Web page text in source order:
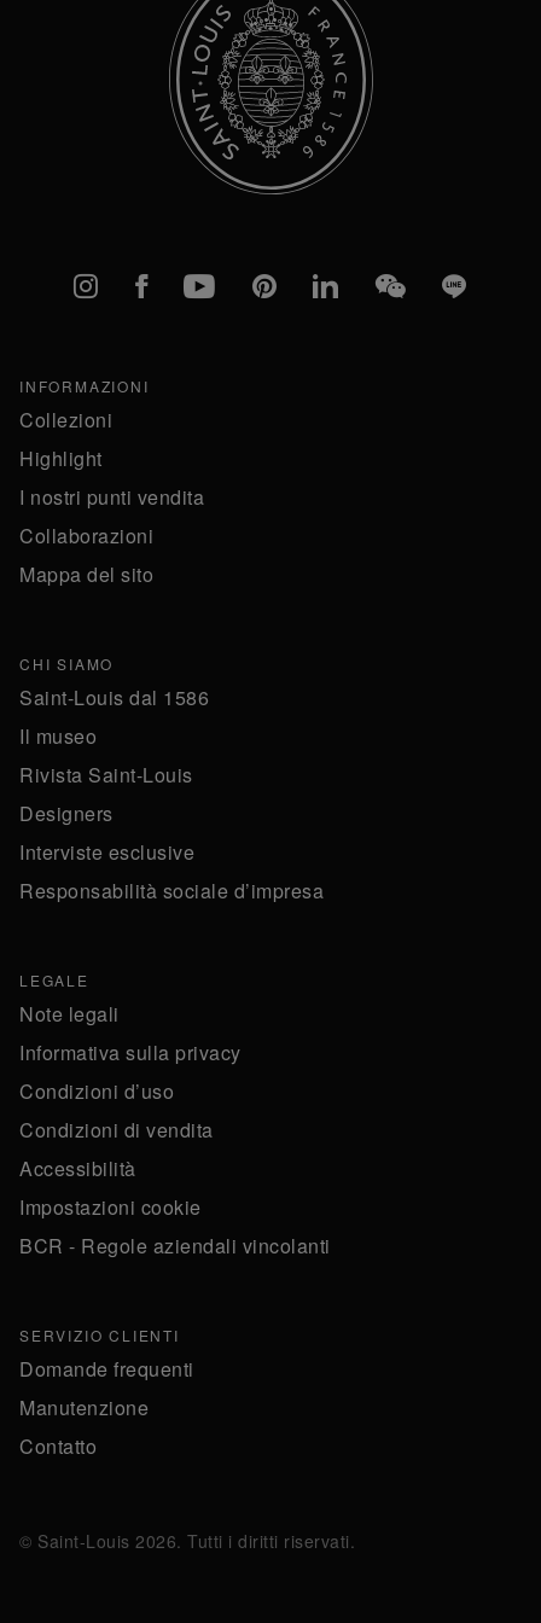
Instagram
FacebookYouTubePinterestlinkedInWeChatLine
INFORMAZIONI
Collezioni
Highlight
I nostri punti vendita
Collaborazioni
Mappa del sito
CHI SIAMO
Saint-Louis dal 1586
Il museo
Rivista Saint-Louis
Designers
Interviste esclusive
Responsabilità sociale d’impresa
LEGALE
Note legali
Informativa sulla privacy
Condizioni d’uso
Condizioni di vendita
Accessibilità
Impostazioni cookie
BCR - Regole aziendali vincolanti
SERVIZIO CLIENTI
Domande frequenti
Manutenzione
Contatto
© Saint-Louis 2026. Tutti i diritti riservati.